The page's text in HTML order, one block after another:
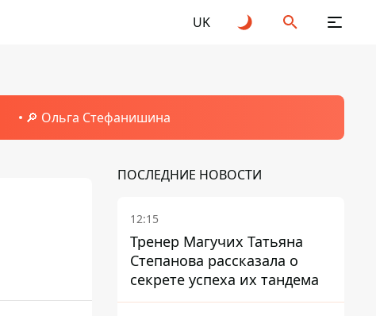
UK
🔎 Ольга Стефанишина
ПОСЛЕДНИЕ НОВОСТИ
12:15
Тренер Магучих Татьяна
Степанова рассказала о
секрете успеха их тандема